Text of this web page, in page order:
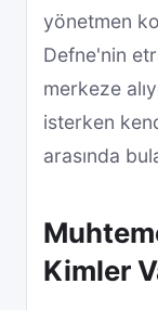
yönetmen
Defne'nin
merkeze
isterken
arasında
Kimler